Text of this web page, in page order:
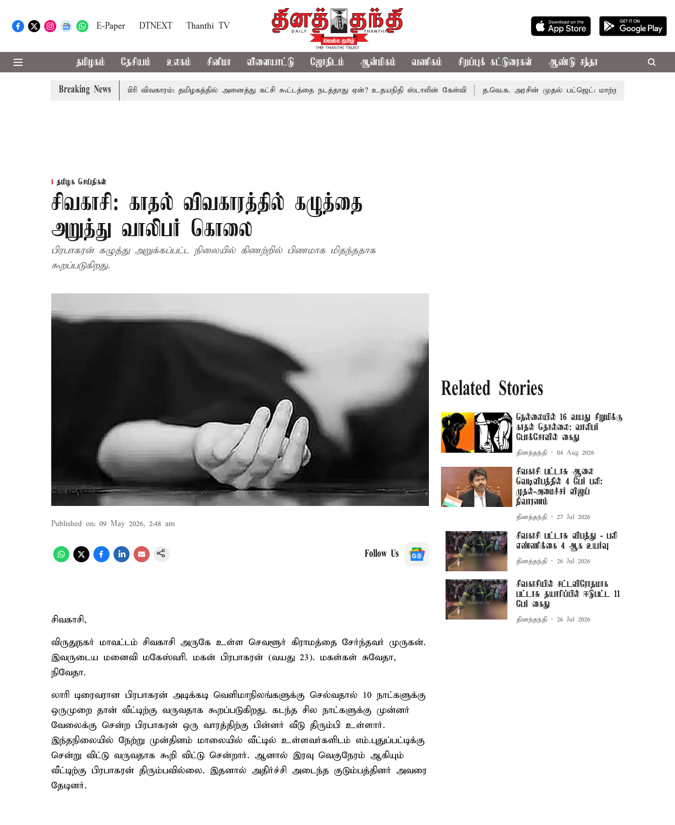
E-Paper DTNEXT Thanthi TV
தமிழகம் தேசியம் உலகம் சினிமா விளையாட்டு ஜோதிடம் ஆன்மிகம் வணிகம் சிறப்புக் கட்டுரைகள் ஆண்டு சந்தா
Breaking News
விஜய் உரை காவிரி விவகாரம்: தமிழகத்தில் அனைத்து கட்சி கூட்டத்தை நடத்தாது ஏன்? உதயநிதி ஸ்டாலின் கேள்வி த.வெ.க. அரசின் முதல் பட்ஜெட்: மாற்றமா?, தடுமாற்றமா?
தமிழக செய்திகள்
சிவகாசி: காதல் விவகாரத்தில் கழுத்தை
அறுத்து வாலிபர் கொலை
பிரபாகரன் கழுத்து அறுக்கப்பட்ட நிலையில் கிணற்றில் பிணமாக மிதந்ததாக
கூறப்படுகிறது.
Published on: 09 May 2026, 2:48 am
Follow Us
சிவகாசி,
விருதுநகர் மாவட்டம் சிவகாசி அருகே உள்ள செவளூர் கிராமத்தை சேர்ந்தவர் முருகன்.
இவருடைய மனைவி மகேஸ்வரி. மகன் பிரபாகரன் (வயது 23). மகள்கள் சுவேதா,
நிவேதா.
லாரி டிரைவரான பிரபாகரன் அடிக்கடி வெளிமாநிலங்களுக்கு செல்வதால் 10 நாட்களுக்கு
ஒருமுறை தான் வீட்டிற்கு வருவதாக கூறப்படுகிறது. கடந்த சில நாட்களுக்கு முன்னர்
வேலைக்கு சென்ற பிரபாகரன் ஒரு வாரத்திற்கு பின்னர் வீடு திரும்பி உள்ளார்.
இந்தநிலையில் நேற்று முன்தினம் மாலையில் வீட்டில் உள்ளவர்களிடம் எம்.புதுப்பட்டிக்கு
சென்று விட்டு வருவதாக கூறி விட்டு சென்றார். ஆனால் இரவு வெகுநேரம் ஆகியும்
வீட்டிற்கு பிரபாகரன் திரும்பவில்லை. இதனால் அதிர்ச்சி அடைந்த குடும்பத்தினர் அவரை
தேடினர்.
Related Stories
நெல்லையில் 16 வயது சிறுமிக்கு
காதல் தொல்லை: வாலிபர்
போக்சோவில் கைது
தினத்தந்தி 04 Aug 2026
சிவகாசி பட்டாசு ஆலை
வெடிவிபத்தில் 4 பேர் பலி:
முதல்-அமைச்சர் விஜய்
நிவாரணம்
தினத்தந்தி 27 Jul 2026
சிவகாசி பட்டாசு விபத்து - பலி
எண்ணிக்கை 4 ஆக உயர்வு
தினத்தந்தி 26 Jul 2026
சிவகாசியில் சட்டவிரோதமாக
பட்டாசு தயாரிப்பில் ஈடுபட்ட 11
பேர் கைது
தினத்தந்தி 26 Jul 2026